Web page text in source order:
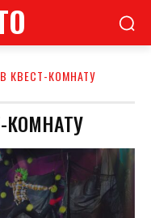
КВЕСТ-КОМНАТУ
КОМНАТУ